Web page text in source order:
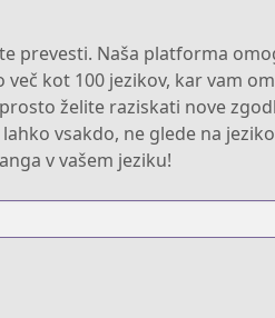
prevesti. Naša platforma
kot 100 jezikov, kar vam
želite raziskati nove
vsakdo, ne glede na
v vašem jeziku!